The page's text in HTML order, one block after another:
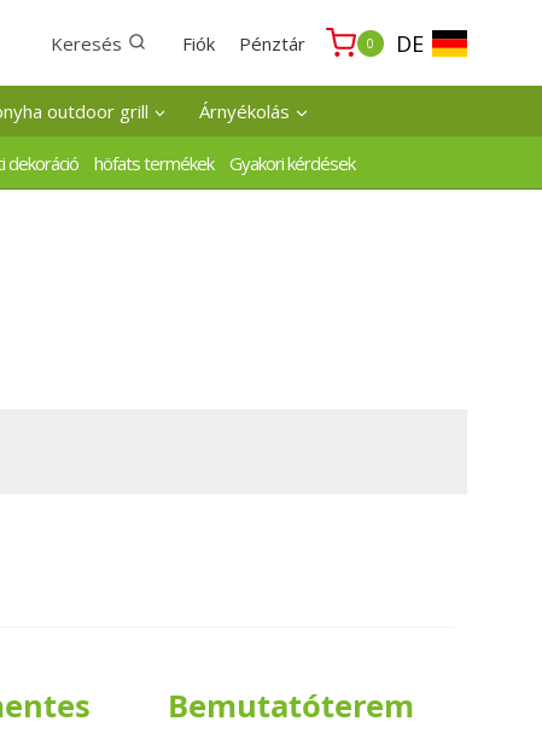
Keresés Fiók Pénztár 0 DE
outdoor grill Árnyékolás
dekoráció höfats termékek Gyakori kérdések
Bemutatóterem